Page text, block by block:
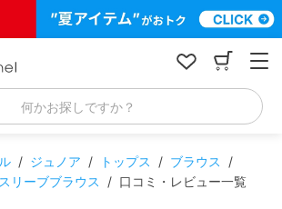
何かお探しですか？
/ ジュノア / トップス / ブラウス
/
リーブブラウス
/ 口コミ・レビュー一覧